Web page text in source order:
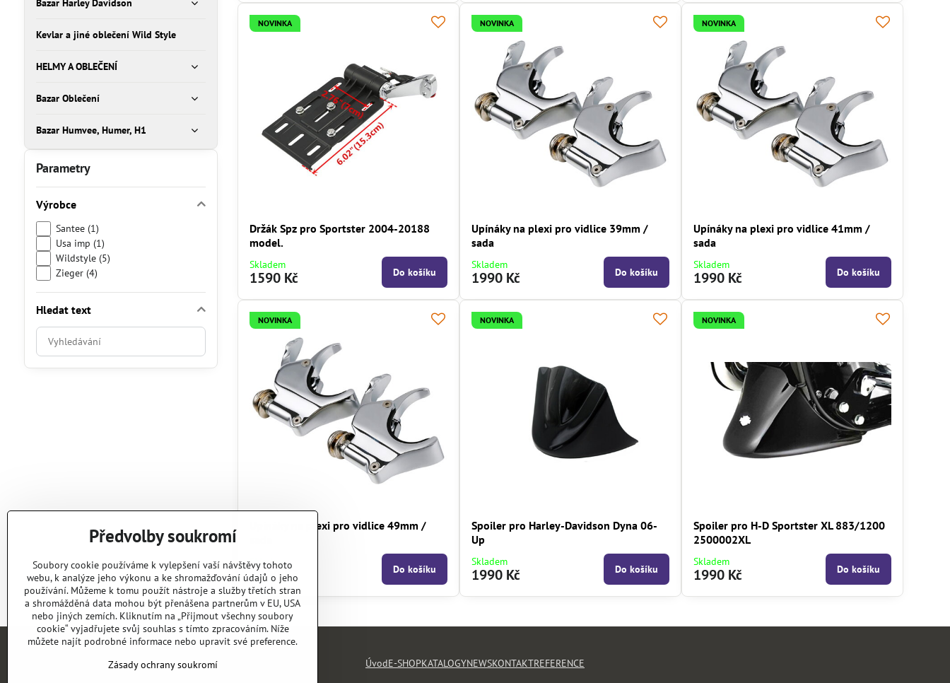
NOVINKA
Držák Spz pro Sportster 2004-20188
model.
Skladem
1590 Kč Do košíku
NOVINKA
Upínáky na plexi pro vidlice 39mm /
sada
Skladem
1990 Kč Do košíku
NOVINKA
Upínáky na plexi pro vidlice 41mm /
sada
Skladem
1990 Kč Do košíku
NOVINKA
Upínáky na plexi pro vidlice 49mm /
Skladem
1990 Kč Do košíku
NOVINKA
Spoiler pro Harley-Davidson Dyna 06-
Up
Skladem
1990 Kč Do košíku
NOVINKA
Spoiler pro H-D Sportster XL 883/1200
2500002XL
Skladem
1990 Kč Do košíku
Parametry
Výrobce
Santee (1)
Usa imp (1)
Wildstyle (5)
Zieger (4)
Hledat text
Prohledat
výsledky
filtru
Bazar Harley Davidson
Kevlar a jiné oblečení Wild Style
HELMY A OBLEČENÍ
Bazar Oblečení
Bazar Humvee, Humer, H1
ÚvodE-SHOPKATALOGYNEWSKONTAKTREFERENCE
Předvolby soukromí
Soubory cookie používáme k vylepšení vaší návštěvy tohoto
webu, k analýze jeho výkonu a ke shromažďování údajů o jeho
používání. Můžeme k tomu použít nástroje a služby třetích stran
a shromážděná data mohou být přenášena partnerům v EU, USA
nebo jiných zemích. Kliknutím na „Přijmout všechny soubory
cookie“ vyjadřujete svůj souhlas s tímto zpracováním. Níže
můžete najít podrobné informace nebo upravit své preference.
Zásady ochrany soukromí